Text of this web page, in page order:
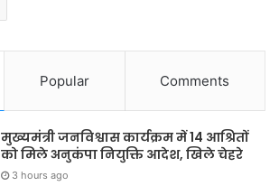
Popular Comments
मुख्यमंत्री जनविश्वास कार्यक्रम में 14 आश्रितों
को मिले अनुकंपा नियुक्ति आदेश, खिले चेहरे
3 hours ago